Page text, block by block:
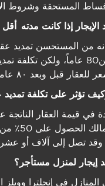
التمدید إذا كان أقل من80
في قیمة العقار
من 80